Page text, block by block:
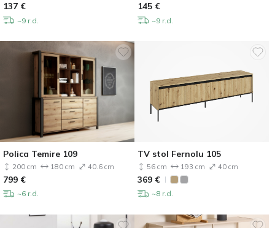
137 €
~9 r.d.
145 €
~9 r.d.
Polica Temire 109
200 cm 180 cm 40.6 cm
799 €
~6 r.d.
TV stol Fernolu 105
56 cm 193 cm 40 cm
369 €
~8 r.d.